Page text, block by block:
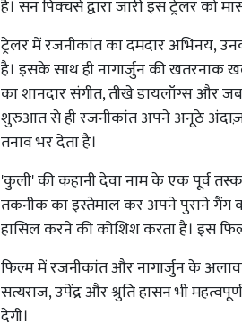
है। सन पिक्चर्स द्वारा जारी इस ट्रेलर
ट्रेलर में रजनीकांत का दमदार अभिनय,
है। इसके साथ ही नागार्जुन की खतरनाक
का शानदार संगीत, तीखे डायलॉग्स और
शुरुआत से ही रजनीकांत अपने अनूठे अंदाज़
तनाव भर देता है।
'कुली' की कहानी देवा नाम के एक पूर्व
तकनीक का इस्तेमाल कर अपने पुराने गैंग
हासिल करने की कोशिश करता है। इस
फिल्म में रजनीकांत और नागार्जुन के
सत्यराज, उपेंद्र और श्रुति हासन भी
देगी।